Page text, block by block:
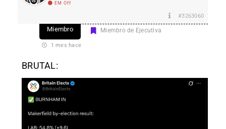
EM Off
#3263060
Miembro Miembro de Ejecutiva
1 mes hace
BRUTAL: